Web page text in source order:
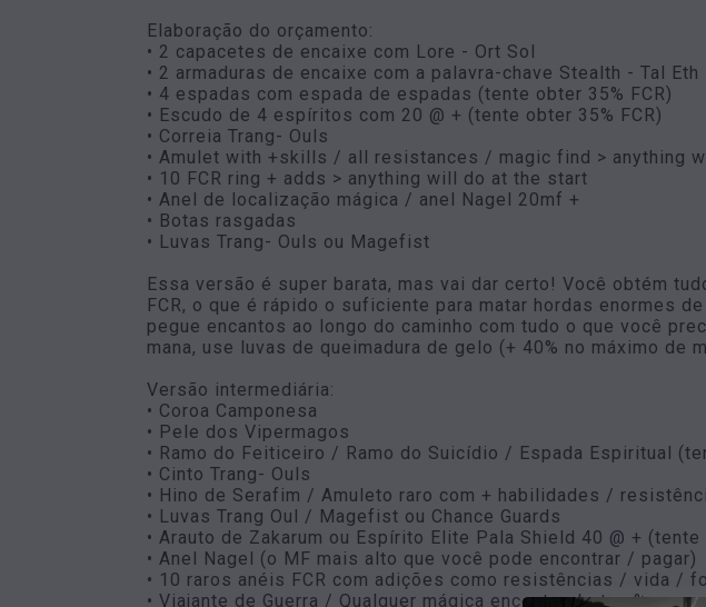
Elaboração do orçamento:
• 2 capacetes de encaixe com Lore - Ort Sol
• 2 armaduras de encaixe com a palavra-chave Stealth - Tal Eth
• 4 espadas com espada de espadas (tente obter 35% FCR)
• Escudo de 4 espíritos com 20 @ + (tente obter 35% FCR)
• Correia Trang- Ouls
• Amulet with +skills / all resistances / magic find > anything
• 10 FCR ring + adds > anything will do at the start
• Anel de localização mágica / anel Nagel 20mf +
• Botas rasgadas
• Luvas Trang- Ouls ou Magefist
Essa versão é super barata, mas vai dar certo! Você obtém
FCR, o que é rápido o suficiente para matar hordas enormes
pegue encantos ao longo do caminho com tudo o que você
mana, use luvas de queimadura de gelo (+ 40% no máximo de
Versão intermediária:
• Coroa Camponesa
• Pele dos Vipermagos
• Ramo do Feiticeiro / Ramo do Suicídio / Espada Espiritual
• Cinto Trang- Ouls
• Hino de Serafim / Amuleto raro com + habilidades /
• Luvas Trang Oul / Magefist ou Chance Guards
• Arauto de Zakarum ou Espírito Elite Pala Shield 40 @ +
• Anel Nagel (o MF mais alto que você pode encontrar / pagar)
• 10 raros anéis FCR com adições como resistências / vida /
• Viajante de Guerra / Qualquer mágica encontrar botas %